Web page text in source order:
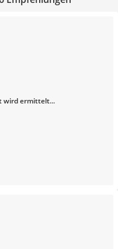
wird ermittelt...